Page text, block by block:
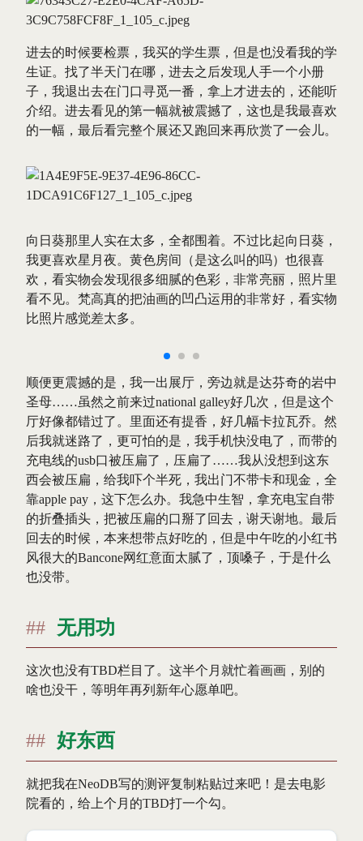
进去的时候要检票，我买的学生票，但是也没看我的学
生证。找了半天门在哪，进去之后发现人手一个小册
子，我退出去在门口寻觅一番，拿上才进去的，还能听
介绍。进去看见的第一幅就被震撼了，这也是我最喜欢
的一幅，最后看完整个展还又跑回来再欣赏了一会儿。
向日葵那里人实在太多，全都围着。不过比起向日葵，
我更喜欢星月夜。黄色房间（是这么叫的吗）也很喜
欢，看实物会发现很多细腻的色彩，非常亮丽，照片里
看不见。梵高真的把油画的凹凸运用的非常好，看实物
比照片感觉差太多。
顺便更震撼的是，我一出展厅，旁边就是达芬奇的岩中
圣母……虽然之前来过national galley好几次，但是这个
厅好像都错过了。里面还有提香，好几幅卡拉瓦乔。然
后我就迷路了，更可怕的是，我手机快没电了，而带的
充电线的usb口被压扁了，压扁了……我从没想到这东
西会被压扁，给我吓个半死，我出门不带卡和现金，全
靠apple pay，这下怎么办。我急中生智，拿充电宝自带
的折叠插头，把被压扁的口掰了回去，谢天谢地。最后
回去的时候，本来想带点好吃的，但是中午吃的小红书
风很大的Bancone网红意面太腻了，顶嗓子，于是什么
也没带。
无用功
这次也没有TBD栏目了。这半个月就忙着画画，别的
啥也没干，等明年再列新年心愿单吧。
好东西
就把我在NeoDB写的测评复制粘贴过来吧！是去电影
院看的，给上个月的TBD打一个勾。